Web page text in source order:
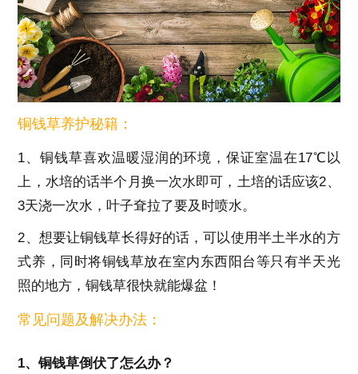
铜钱草养护秘籍：
1、铜钱草喜欢温暖湿润的环境，保证室温在17℃以
上，水培的话半个月换一次水即可，土培的话应该2、
3天浇一次水，叶子耷拉了要及时喷水。
2、想要让铜钱草长得好的话，可以使用半土半水的方
式养，同时将铜钱草放在室内东西阳台等只有半天光
照的地方，铜钱草很快就能爆盆！
常见问题及解决办法：
1、铜钱草倒伏了怎么办？